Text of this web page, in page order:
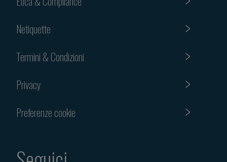
Netiquette
Termini & Condizioni
Privacy
Preferenze cookie